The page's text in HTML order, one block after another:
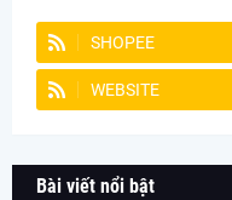
SHOPEE
WEBSITE
Bài viết nổi bật